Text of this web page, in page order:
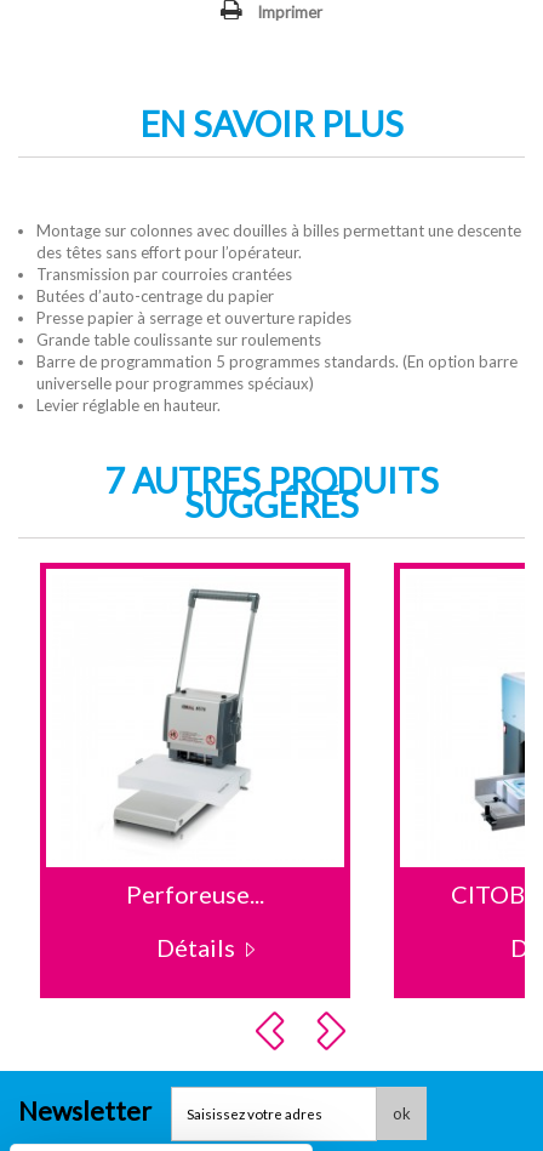
Imprimer
EN SAVOIR PLUS
Montage sur colonnes avec douilles à billes permettant une descente
des têtes sans effort pour l’opérateur.
Transmission par courroies crantées
Butées d’auto-centrage du papier
Presse papier à serrage et ouverture rapides
Grande table coulissante sur roulements
Barre de programmation 5 programmes standards. (En option barre
universelle pour programmes spéciaux)
Levier réglable en hauteur.
7 AUTRES PRODUITS
SUGGÉRÉS
Perforeuse...
Détails
Newsletter ok